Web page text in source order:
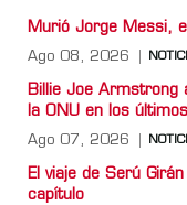
Murió Jorge Messi,
Ago 08, 2026
Billie Joe Armstrong
la ONU en los
Ago 07, 2026
El viaje de Serú
capítulo